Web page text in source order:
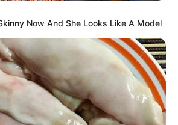
Now And She Looks Like A Model